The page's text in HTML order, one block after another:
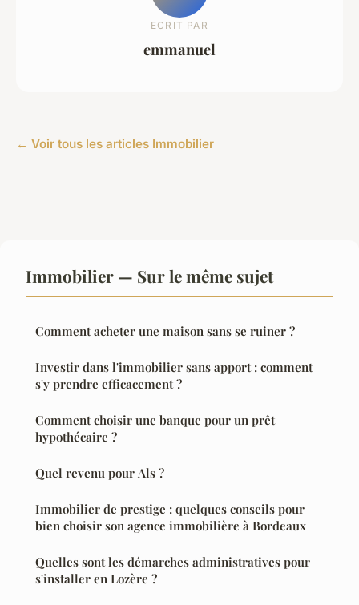
ECRIT PAR
emmanuel
← Voir tous les articles Immobilier
Immobilier — Sur le même sujet
Comment acheter une maison sans se ruiner ?
Investir dans l'immobilier sans apport : comment
s'y prendre efficacement ?
Comment choisir une banque pour un prêt
hypothécaire ?
Quel revenu pour Als ?
Immobilier de prestige : quelques conseils pour
bien choisir son agence immobilière à Bordeaux
Quelles sont les démarches administratives pour
s'installer en Lozère ?